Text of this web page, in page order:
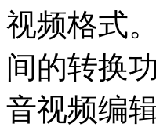
视频格式
间的转换
音视频编